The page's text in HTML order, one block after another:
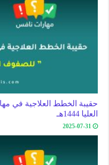
حقيبة الخطط العلاجية في
العليا 1444هـ
2025-07-31